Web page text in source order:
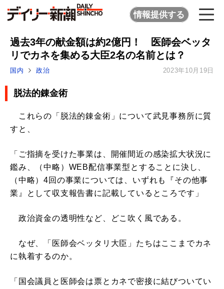
情報提供する
過去3年の献金額は約2億円！ 医師会ベッタ
リでカネを集める大臣2名の名前とは？
国内 政治 2023年10月19日
脱法的錬金術
これらの「脱法的錬金術」について武見事務所に質
すと、
「ご指摘を受けた事業は、開催間近の感染拡大状況に
鑑み、（中略）WEB配信事業型とすることに決し、
（中略）4回の事業については、いずれも『その他事
業』として収支報告書に記載しているところです」
政治資金の透明性など、どこ吹く風である。
なぜ、「医師会ベッタリ大臣」たちはここまでカネ
に執着するのか。
「国会議員と医師会は票とカネで密接に結びついてい